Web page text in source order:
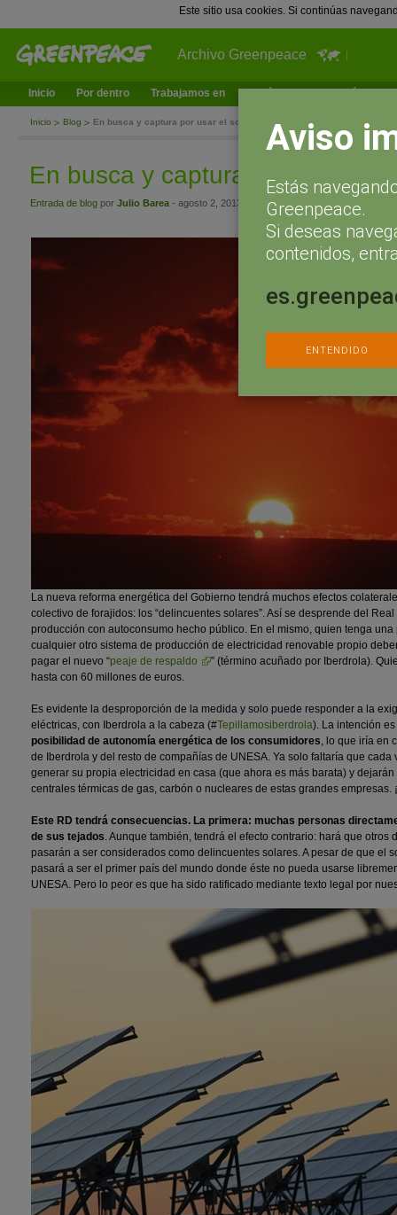
Este sitio usa cookies. Si continúas
Archivo Greenpeace
Inicio Por dentro Trabajamos en ¿Qué puedes hacer tú?
Inicio Blog En busca y captura por usar el sol
En busca y captura por usar el
Entrada de blog por Julio Barea - agosto 2, 2013 a las 11:15
La nueva reforma energética del Gobierno tendrá muchos efectos
colectivo de forajidos: los “delincuentes solares”. Así se desprende del
producción con autoconsumo hecho público. En el mismo, quien tenga
cualquier otro sistema de producción de electricidad renovable propio
pagar el nuevo “peaje de respaldo
” (término acuñado por Iberdrola).
hasta con 60 millones de euros.
Es evidente la desproporción de la medida y solo puede responder a la
eléctricas, con Iberdrola a la cabeza (#Tepillamosiberdrola). La intención es
posibilidad de autonomía energética de los consumidores, lo que iría en
de Iberdrola y del resto de compañías de UNESA. Ya solo faltaría que
generar su propia electricidad en casa (que ahora es más barata) y
centrales térmicas de gas, carbón o nucleares de estas grandes empresas.
Este RD tendrá consecuencias. La primera: muchas personas
de sus tejados. Aunque también, tendrá el efecto contrario: hará que otros
pasarán a ser considerados como delincuentes solares. A pesar de que el
pasará a ser el primer país del mundo donde éste no pueda usarse
UNESA. Pero lo peor es que ha sido ratificado mediante texto legal por
Aviso
Estás
Greenpeace.
Si deseas
contenidos,
ENTENDIDO